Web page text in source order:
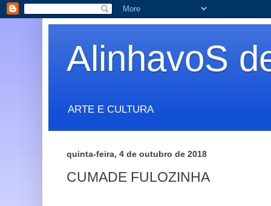
AlinhavoS
ARTE E CULTURA
quinta-feira, 4 de outubro de 2018
CUMADE FULOZINHA